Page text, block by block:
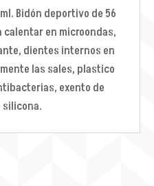
Bidón deportivo de 56
calentar en microondas,
dientes internos en
las sales, plastico
exento de
silicona.